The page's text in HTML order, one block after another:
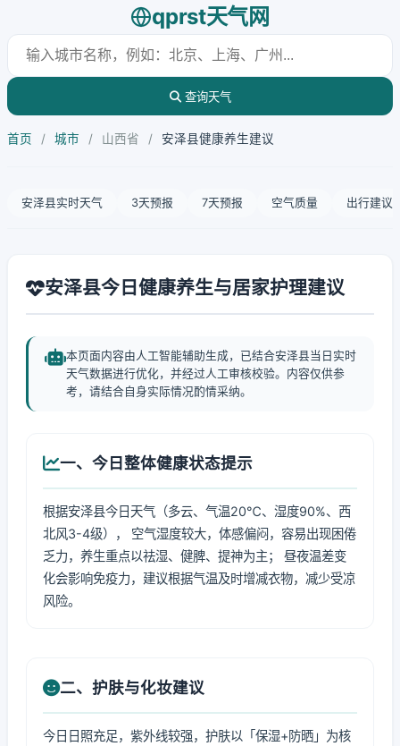
qprst天气网
查询天气
首页 / 城市 / 山西省 / 安泽县健康养生建议
安泽县实时天气 3天预报 7天预报 空气质量 出行建议
安泽县今日健康养生与居家护理建议
本页面内容由人工智能辅助生成，已结合安泽县当日实时
天气数据进行优化，并经过人工审核校验。内容仅供参
考，请结合自身实际情况酌情采纳。
一、今日整体健康状态提示
根据安泽县今日天气（多云、气温20℃、湿度90%、西
北风3-4级）， 空气湿度较大，体感偏闷，容易出现困倦
乏力，养生重点以祛湿、健脾、提神为主； 昼夜温差变
化会影响免疫力，建议根据气温及时增减衣物，减少受凉
风险。
二、护肤与化妆建议
今日日照充足，紫外线较强，护肤以「保湿+防晒」为核